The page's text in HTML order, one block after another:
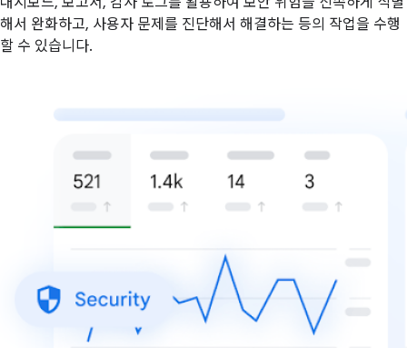
해서 완화하고, 사용자 문제를 진단해서 해결하는 등의 작업을 수행
할 수 있습니다.